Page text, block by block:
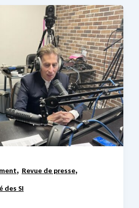
, Revue de presse,
des SI